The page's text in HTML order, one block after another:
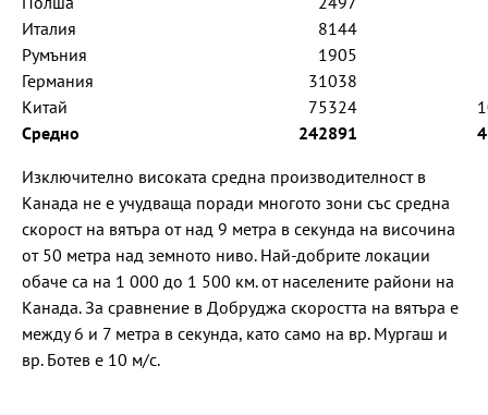
Италия
8144
Румъния
1905
Германия
31038
Китай
75324
Средно
242891
Изключително високата средна производителност в
Канада не е учудваща поради многото зони със средна
скорост на вятъра от над 9 метра в секунда на височина
от 50 метра над земното ниво. Най-добрите локации
обаче са на 1 000 до 1 500 км. от населените райони на
Канада. За сравнение в Добруджа скоростта на вятъра е
между 6 и 7 метра в секунда, като само на вр. Мургаш и
вр. Ботев е 10 м/с.